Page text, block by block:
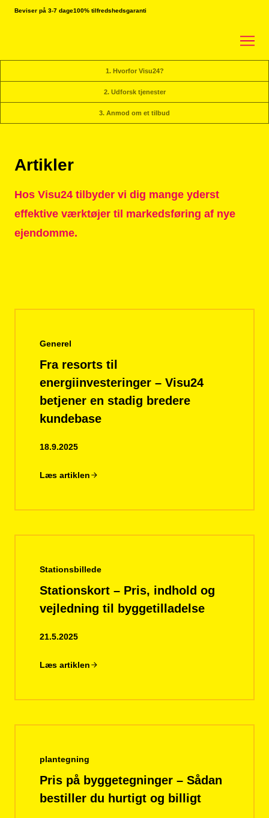
Beviser på 3-7 dage100% tilfredshedsgaranti
1. Hvorfor Visu24?
2. Udforsk tjenester
3. Anmod om et tilbud
Artikler
Hos Visu24 tilbyder vi dig mange yderst
effektive værktøjer til markedsføring af nye
ejendomme.
Generel
Fra resorts til
energiinvesteringer – Visu24
betjener en stadig bredere
kundebase
18.9.2025
Læs artiklen
Stationsbillede
Stationskort – Pris, indhold og
vejledning til byggetilladelse
21.5.2025
Læs artiklen
plantegning
Pris på byggetegninger – Sådan
bestiller du hurtigt og billigt